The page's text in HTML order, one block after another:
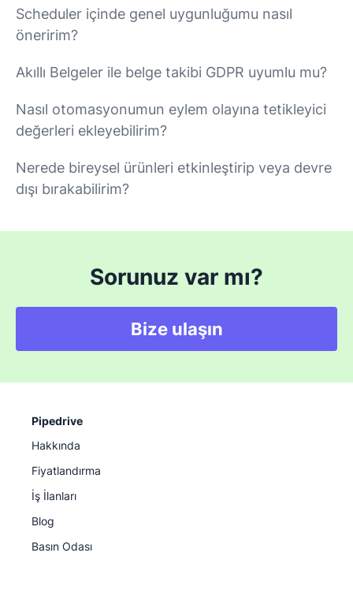
Scheduler içinde genel uygunluğumu nasıl
öneririm?
Akıllı Belgeler ile belge takibi GDPR uyumlu mu?
Nasıl otomasyonumun eylem olayına tetikleyici
değerleri ekleyebilirim?
Nerede bireysel ürünleri etkinleştirip veya devre
dışı bırakabilirim?
Sorunuz var mı?
Bize ulaşın
Pipedrive
Hakkında
Fiyatlandırma
İş İlanları
Blog
Basın Odası